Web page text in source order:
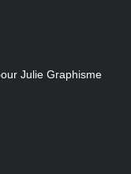
Julie Graphisme